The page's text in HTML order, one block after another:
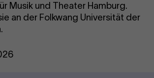
Musik und Theater Hamburg.
an der Folkwang Universität der